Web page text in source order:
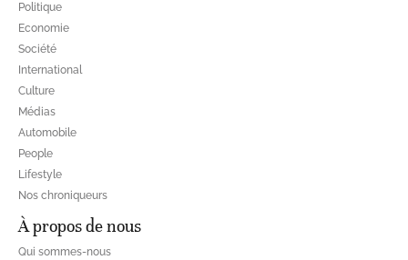
Politique
Economie
Société
International
Culture
Médias
Automobile
People
Lifestyle
Nos chroniqueurs
À propos de nous
Qui sommes-nous